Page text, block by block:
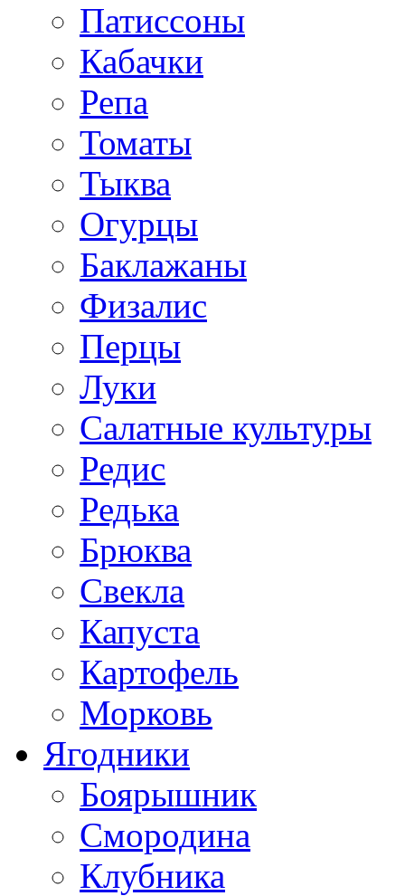
Патиссоны
Кабачки
Репа
Томаты
Тыква
Огурцы
Баклажаны
Физалис
Перцы
Луки
Салатные культуры
Редис
Редька
Брюква
Свекла
Капуста
Картофель
Морковь
Ягодники
Боярышник
Смородина
Клубника